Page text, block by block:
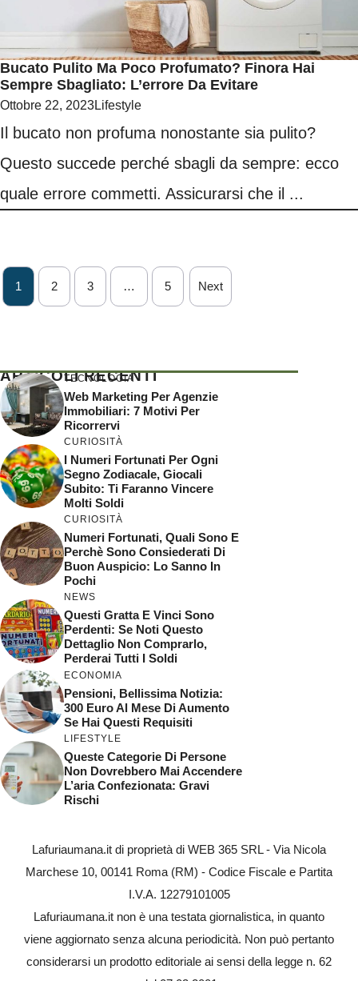
Bucato Pulito Ma Poco Profumato? Finora Hai
Sempre Sbagliato: L’errore Da Evitare
Ottobre 22, 2023Lifestyle
Il bucato non profuma nonostante sia pulito?
Questo succede perché sbagli da sempre: ecco
quale errore commetti. Assicurarsi che il ...
1 2 3 … 5 Next
ARTICOLI RECENTI
TECNOLOGIA
Web Marketing Per Agenzie
Immobiliari: 7 Motivi Per
Ricorrervi
CURIOSITÀ
I Numeri Fortunati Per Ogni
Segno Zodiacale, Giocali
Subito: Ti Faranno Vincere
Molti Soldi
CURIOSITÀ
Numeri Fortunati, Quali Sono E
Perchè Sono Consiederati Di
Buon Auspicio: Lo Sanno In
Pochi
NEWS
Questi Gratta E Vinci Sono
Perdenti: Se Noti Questo
Dettaglio Non Comprarlo,
Perderai Tutti I Soldi
ECONOMIA
Pensioni, Bellissima Notizia:
300 Euro Al Mese Di Aumento
Se Hai Questi Requisiti
LIFESTYLE
Queste Categorie Di Persone
Non Dovrebbero Mai Accendere
L’aria Confezionata: Gravi
Rischi
Lafuriaumana.it di proprietà di WEB 365 SRL - Via Nicola
Marchese 10, 00141 Roma (RM) - Codice Fiscale e Partita
I.V.A. 12279101005
Lafuriaumana.it non è una testata giornalistica, in quanto
viene aggiornato senza alcuna periodicità. Non può pertanto
considerarsi un prodotto editoriale ai sensi della legge n. 62